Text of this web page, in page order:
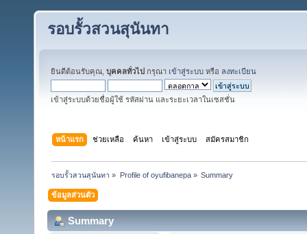
รอบรั้วสวนสุนันทา
ยินดีต้อนรับคุณ, บุคคลทั่วไป กรุณา เข้าสู่ระบบ หรือ ลงทะเบียน
เข้าสู่ระบบด้วยชื่อผู้ใช้ รหัสผ่าน และระยะเวลาในเซสชั่น
หน้าแรก ช่วยเหลือ ค้นหา เข้าสู่ระบบ สมัครสมาชิก
รอบรั้วสวนสุนันทา » Profile of oyufibanepa» Summary
ข้อมูลส่วนตัว
Summary